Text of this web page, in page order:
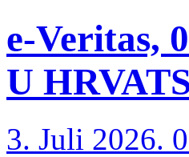
e-Veritas,
U
3. Juli 2026.